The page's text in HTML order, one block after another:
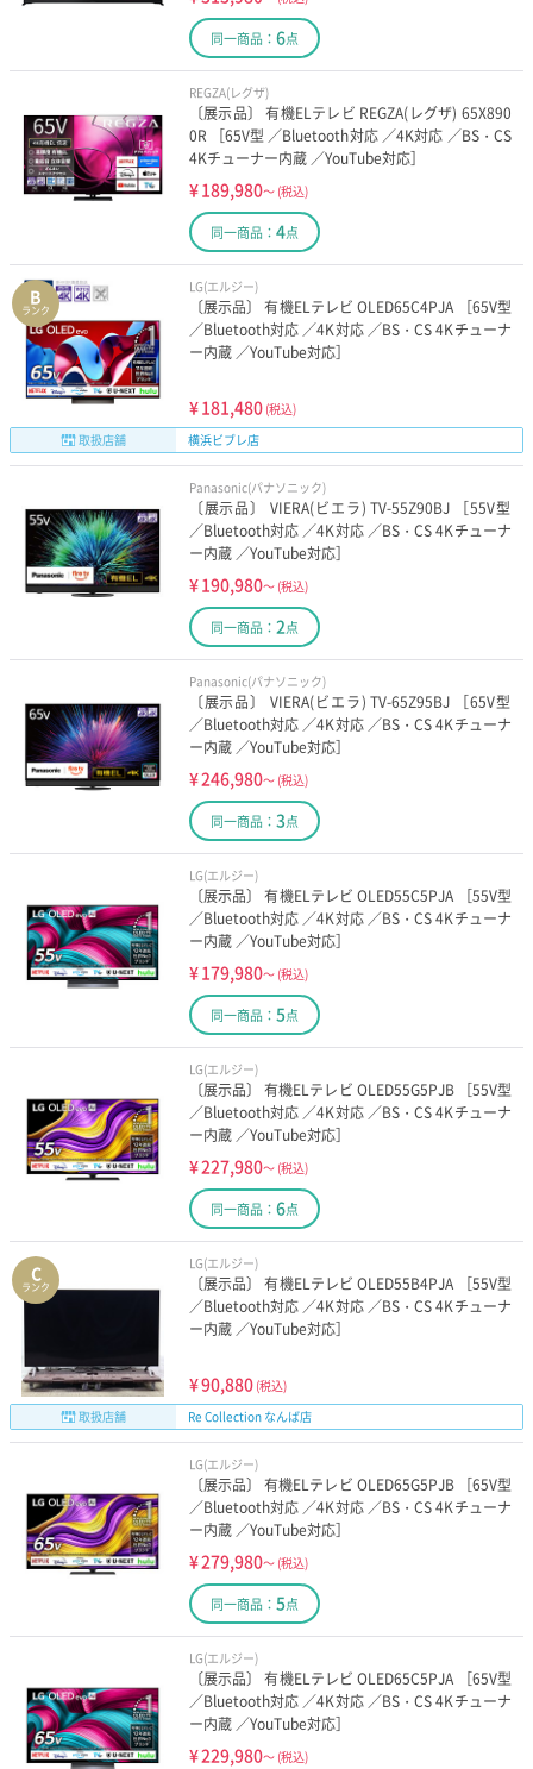
同一商品： 6点
REGZA(レグザ)
〔展示品〕 有機ELテレビ REGZA(レグザ) 65X890
0R ［65V型 ／Bluetooth対応 ／4K対応 ／BS・CS
4Kチューナー内蔵 ／YouTube対応］
¥189,980～ (税込)
同一商品： 4点
B
ランク
LG(エルジー)
〔展示品〕 有機ELテレビ OLED65C4PJA ［65V型
／Bluetooth対応 ／4K対応 ／BS・CS 4Kチューナ
ー内蔵 ／YouTube対応］
¥181,480 (税込)
取扱店舗
横浜ビブレ店
Panasonic(パナソニック)
〔展示品〕 VIERA(ビエラ) TV-55Z90BJ ［55V型
／Bluetooth対応 ／4K対応 ／BS・CS 4Kチューナ
ー内蔵 ／YouTube対応］
¥190,980～ (税込)
同一商品： 2点
Panasonic(パナソニック)
〔展示品〕 VIERA(ビエラ) TV-65Z95BJ ［65V型
／Bluetooth対応 ／4K対応 ／BS・CS 4Kチューナ
ー内蔵 ／YouTube対応］
¥246,980～ (税込)
同一商品： 3点
LG(エルジー)
〔展示品〕 有機ELテレビ OLED55C5PJA ［55V型
／Bluetooth対応 ／4K対応 ／BS・CS 4Kチューナ
ー内蔵 ／YouTube対応］
¥179,980～ (税込)
同一商品： 5点
LG(エルジー)
〔展示品〕 有機ELテレビ OLED55G5PJB ［55V型
／Bluetooth対応 ／4K対応 ／BS・CS 4Kチューナ
ー内蔵 ／YouTube対応］
¥227,980～ (税込)
同一商品： 6点
C
ランク
LG(エルジー)
〔展示品〕 有機ELテレビ OLED55B4PJA ［55V型
／Bluetooth対応 ／4K対応 ／BS・CS 4Kチューナ
ー内蔵 ／YouTube対応］
¥90,880 (税込)
取扱店舗
Re Collection なんば店
LG(エルジー)
〔展示品〕 有機ELテレビ OLED65G5PJB ［65V型
／Bluetooth対応 ／4K対応 ／BS・CS 4Kチューナ
ー内蔵 ／YouTube対応］
¥279,980～ (税込)
同一商品： 5点
LG(エルジー)
〔展示品〕 有機ELテレビ OLED65C5PJA ［65V型
／Bluetooth対応 ／4K対応 ／BS・CS 4Kチューナ
ー内蔵 ／YouTube対応］
¥229,980～ (税込)